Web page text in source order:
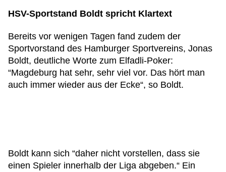
HSV-Sportstand Boldt spricht Klartext
Bereits vor wenigen Tagen fand zudem der
Sportvorstand des Hamburger Sportvereins, Jonas
Boldt, deutliche Worte zum Elfadli-Poker:
“Magdeburg hat sehr, sehr viel vor. Das hört man
auch immer wieder aus der Ecke“, so Boldt.
Boldt kann sich “daher nicht vorstellen, dass sie
einen Spieler innerhalb der Liga abgeben.“ Ein